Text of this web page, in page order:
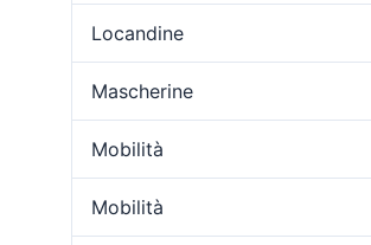
Locandine
Mascherine
Mobilità
Mobilità